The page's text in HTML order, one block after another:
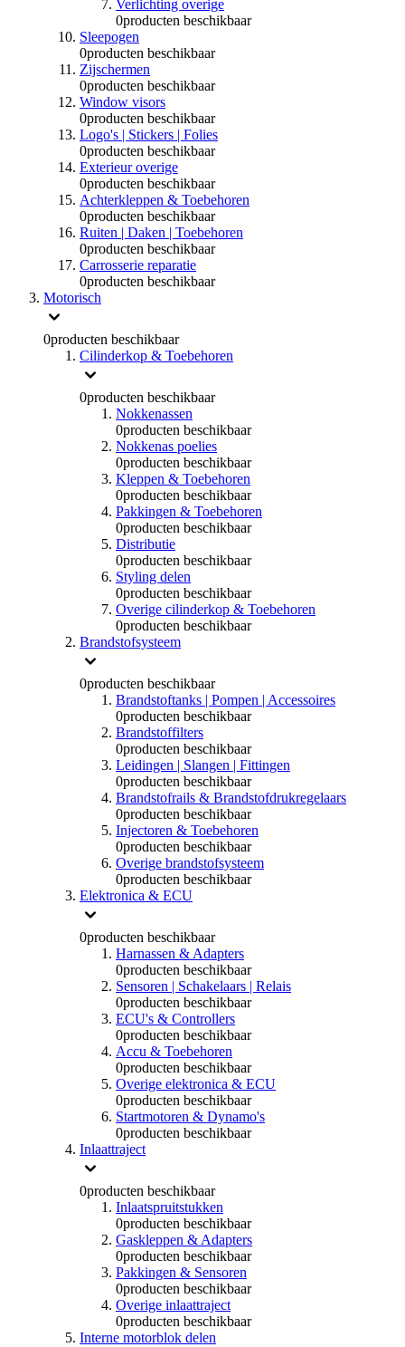
Verlichting overige
0producten beschikbaar
Sleepogen
0producten beschikbaar
Zijschermen
0producten beschikbaar
Window visors
0producten beschikbaar
Logo's | Stickers | Folies
0producten beschikbaar
Exterieur overige
0producten beschikbaar
Achterkleppen & Toebehoren
0producten beschikbaar
Ruiten | Daken | Toebehoren
0producten beschikbaar
Carrosserie reparatie
0producten beschikbaar
Motorisch
0producten beschikbaar
Cilinderkop & Toebehoren
0producten beschikbaar
Nokkenassen
0producten beschikbaar
Nokkenas poelies
0producten beschikbaar
Kleppen & Toebehoren
0producten beschikbaar
Pakkingen & Toebehoren
0producten beschikbaar
Distributie
0producten beschikbaar
Styling delen
0producten beschikbaar
Overige cilinderkop & Toebehoren
0producten beschikbaar
Brandstofsysteem
0producten beschikbaar
Brandstoftanks | Pompen | Accessoires
0producten beschikbaar
Brandstoffilters
0producten beschikbaar
Leidingen | Slangen | Fittingen
0producten beschikbaar
Brandstofrails & Brandstofdrukregelaars
0producten beschikbaar
Injectoren & Toebehoren
0producten beschikbaar
Overige brandstofsysteem
0producten beschikbaar
Elektronica & ECU
0producten beschikbaar
Harnassen & Adapters
0producten beschikbaar
Sensoren | Schakelaars | Relais
0producten beschikbaar
ECU's & Controllers
0producten beschikbaar
Accu & Toebehoren
0producten beschikbaar
Overige elektronica & ECU
0producten beschikbaar
Startmotoren & Dynamo's
0producten beschikbaar
Inlaattraject
0producten beschikbaar
Inlaatspruitstukken
0producten beschikbaar
Gaskleppen & Adapters
0producten beschikbaar
Pakkingen & Sensoren
0producten beschikbaar
Overige inlaattraject
0producten beschikbaar
Interne motorblok delen